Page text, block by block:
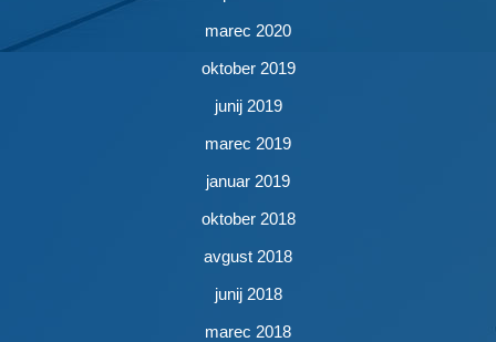
marec 2020
oktober 2019
junij 2019
marec 2019
januar 2019
oktober 2018
avgust 2018
junij 2018
marec 2018